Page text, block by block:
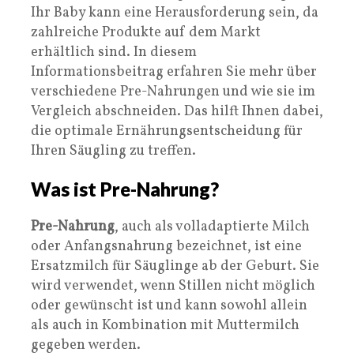
Ihr Baby kann eine Herausforderung sein, da
zahlreiche Produkte auf dem Markt
erhältlich sind. In diesem
Informationsbeitrag erfahren Sie mehr über
verschiedene Pre-Nahrungen und wie sie im
Vergleich abschneiden. Das hilft Ihnen dabei,
die optimale Ernährungsentscheidung für
Ihren Säugling zu treffen.
Was ist Pre-Nahrung?
Pre-Nahrung, auch als volladaptierte Milch
oder Anfangsnahrung bezeichnet, ist eine
Ersatzmilch für Säuglinge ab der Geburt. Sie
wird verwendet, wenn Stillen nicht möglich
oder gewünscht ist und kann sowohl allein
als auch in Kombination mit Muttermilch
gegeben werden.